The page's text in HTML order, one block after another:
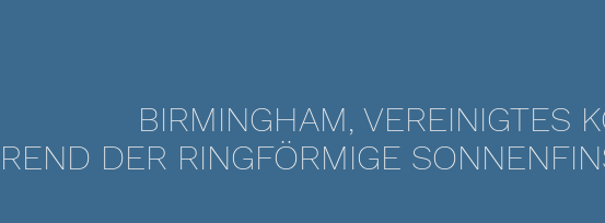
BIRMINGHAM, VEREINIGTES
DER RINGFÖRMIGE